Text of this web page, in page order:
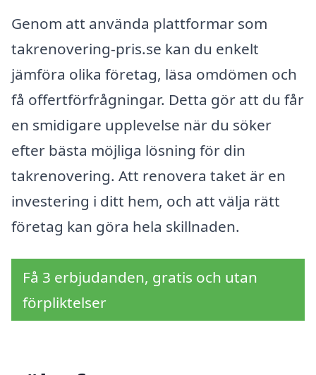
Genom att använda plattformar som
takrenovering-pris.se kan du enkelt
jämföra olika företag, läsa omdömen och
få offertförfrågningar. Detta gör att du får
en smidigare upplevelse när du söker
efter bästa möjliga lösning för din
takrenovering. Att renovera taket är en
investering i ditt hem, och att välja rätt
företag kan göra hela skillnaden.
Få 3 erbjudanden, gratis och utan
förpliktelser